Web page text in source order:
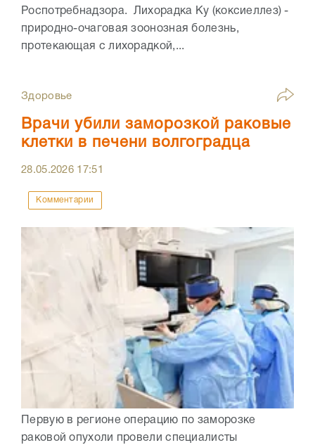
Роспотребнадзора. Лихорадка Ку (коксиеллез) -
природно-очаговая зоонозная болезнь,
протекающая с лихорадкой,...
Здоровье
Врачи убили заморозкой раковые
клетки в печени волгоградца
28.05.2026 17:51
Комментарии
Первую в регионе операцию по заморозке
раковой опухоли провели специалисты